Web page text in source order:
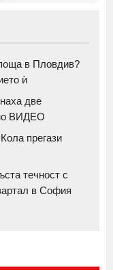
в Пловдив?
ѝ
две
ВИДЕО
прегази
течност с
в София